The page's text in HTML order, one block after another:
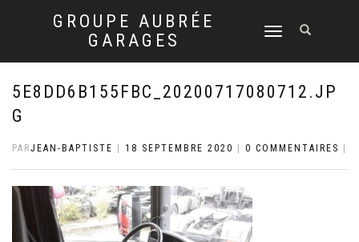
GROUPE AUBRÉE
GARAGES
DÉPLIER
NAVIGATION
5E8DD6B155FBC_20200717080712.JP
G
PARJEAN-BAPTISTE 18 SEPTEMBRE 2020 0 COMMENTAIRES